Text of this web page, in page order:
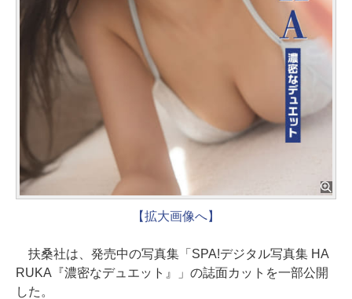
【拡大画像へ】
扶桑社は、発売中の写真集「SPA!デジタル写真集 HA
RUKA『濃密なデュエット』」の誌面カットを一部公開
した。